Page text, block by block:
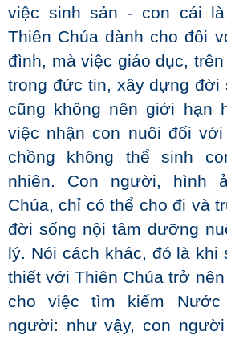
việc sinh sản - con cái
Thiên Chúa dành cho đôi
đình, mà việc giáo dục,
trong đức tin, xây dựng đời
cũng không nên giới hạn
việc nhận con nuôi đối
chồng không thể sinh
nhiên. Con người, hình
Chúa, chỉ có thể cho đi và
đời sống nội tâm dưỡng
lý. Nói cách khác, đó là khi
thiết với Thiên Chúa trở
cho việc tìm kiếm
người: như vậy, con